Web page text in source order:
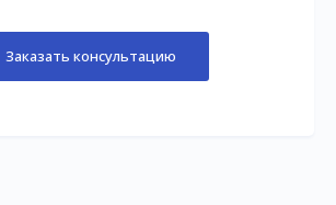
Заказать консультацию